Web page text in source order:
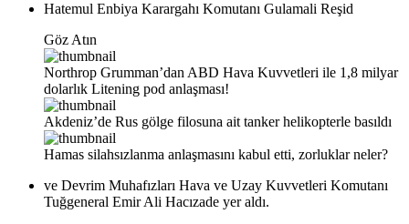
Hatemul Enbiya Karargahı Komutanı Gulamali Reşid
Göz Atın
Northrop Grumman’dan ABD Hava Kuvvetleri ile 1,8 milyar
dolarlık Litening pod anlaşması!
Akdeniz’de Rus gölge filosuna ait tanker helikopterle basıldı
Hamas silahsızlanma anlaşmasını kabul etti, zorluklar neler?
ve Devrim Muhafızları Hava ve Uzay Kuvvetleri Komutanı
Tuğgeneral Emir Ali Hacızade yer aldı.